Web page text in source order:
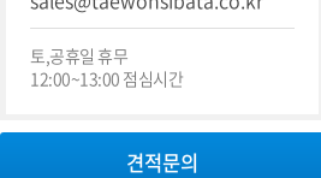
토,공휴일 휴무
12:00~13:00 점심시간
견적문의